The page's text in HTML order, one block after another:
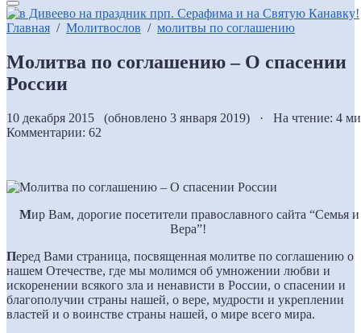
Главная / Молитвослов / молитвы по соглашению
Молитва по соглашению – О спасении
России
10 декабря 2015 (обновлено 3 января 2019) · На чтение: 4
Комментарии: 62
Мир Вам, дорогие посетители православного сайта “Семья и
Вера”!
Перед Вами страница, посвященная молитве по соглашению о
нашем Отечестве, где мы молимся об умножении любви и
искоренении всякого зла и ненависти в России, о спасении и
благополучии страны нашей, о вере, мудрости и укреплении
властей и о воинстве страны нашей, о мире всего мира.